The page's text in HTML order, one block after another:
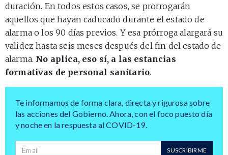
duración. En todos estos casos, se prorrogarán
aquellos que hayan caducado durante el estado de
alarma o los 90 días previos. Y esa prórroga alargará su
validez hasta seis meses después del fin del estado de
alarma. No aplica, eso sí, a las estancias
formativas de personal sanitario.
Te informamos de forma clara, directa y rigurosa sobre
las acciones del Gobierno. Ahora, con el foco puesto día
y noche en la respuesta al COVID-19.
Dirección de correo SUSCRIBIRME